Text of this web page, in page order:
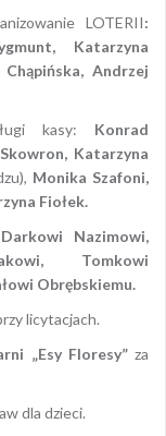
LOTERII:
Katarzyna
Andrzej
kasy: Konrad
Katarzyna
Monika Szafoni,
Fiołek.
Darkowi Nazimowi,
Tomkowi
Obrębskiemu.
licytacjach.
„Esy Floresy” za
dla dzieci.